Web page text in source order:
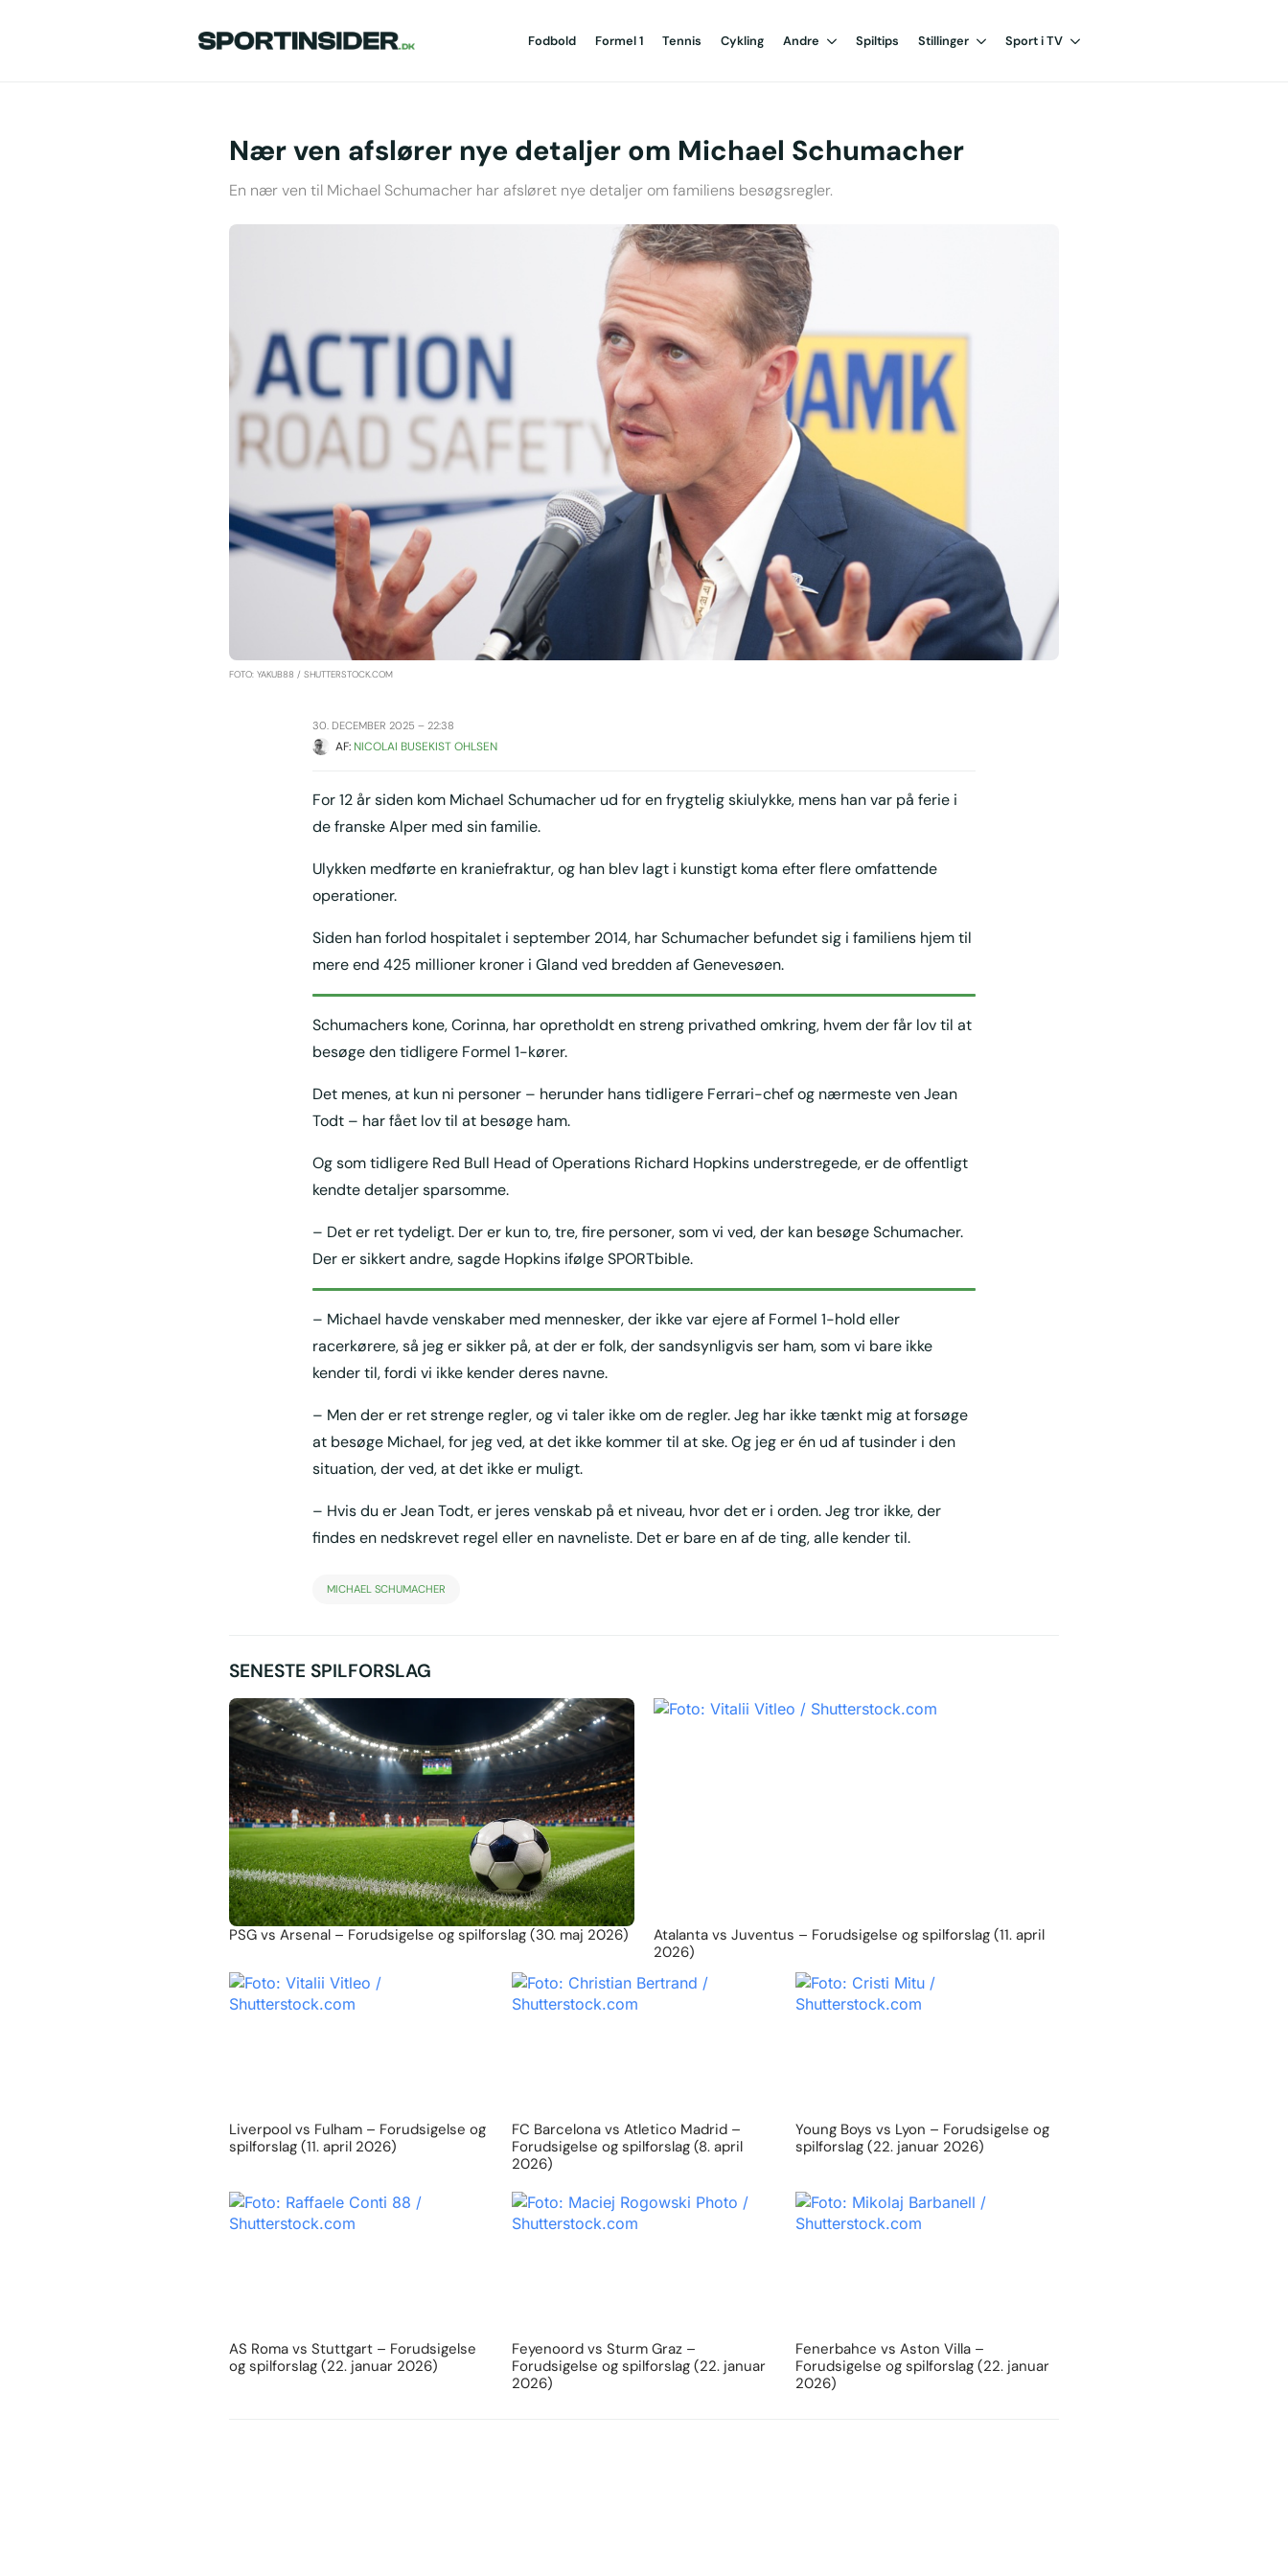
Fodbold Formel 1 Tennis Cykling Andre Spiltips Stillinger Sport i TV
Nær ven afslører nye detaljer om Michael Schumacher
En nær ven til Michael ​​Schumacher har afsløret nye detaljer om familiens besøgsregler.
FOTO: YAKUB88 / SHUTTERSTOCK.COM
30. DECEMBER 2025 – 22:38
AF: NICOLAI BUSEKIST OHLSEN
For 12 år siden kom Michael Schumacher ud for en frygtelig skiulykke, mens han var på ferie i
de franske Alper med sin familie.
Ulykken medførte en kraniefraktur, og han blev lagt i kunstigt koma efter flere omfattende
operationer.
Siden han forlod hospitalet i september 2014, har Schumacher befundet sig i familiens hjem til
mere end 425 millioner kroner i Gland ved bredden af Genevesøen.
Schumachers kone, Corinna, har opretholdt en streng privathed omkring, hvem der får lov til at
besøge den tidligere Formel 1-kører.
Det menes, at kun ni personer – herunder hans tidligere Ferrari-chef og nærmeste ven Jean
Todt – har fået lov til at besøge ham.
Og som tidligere Red Bull Head of Operations Richard Hopkins understregede, er de offentligt
kendte detaljer sparsomme.
– Det er ret tydeligt. Der er kun to, tre, fire personer, som vi ved, der kan besøge Schumacher.
Der er sikkert andre, sagde Hopkins ifølge SPORTbible.
– Michael havde venskaber med mennesker, der ikke var ejere af Formel 1-hold eller
racerkørere, så jeg er sikker på, at der er folk, der sandsynligvis ser ham, som vi bare ikke
kender til, fordi vi ikke kender deres navne.
– Men der er ret strenge regler, og vi taler ikke om de regler. Jeg har ikke tænkt mig at forsøge
at besøge Michael, for jeg ved, at det ikke kommer til at ske. Og jeg er én ud af tusinder i den
situation, der ved, at det ikke er muligt.
– Hvis du er Jean Todt, er jeres venskab på et niveau, hvor det er i orden. Jeg tror ikke, der
findes en nedskrevet regel eller en navneliste. Det er bare en af de ting, alle kender til.
MICHAEL SCHUMACHER
SENESTE SPILFORSLAG
PSG vs Arsenal – Forudsigelse og spilforslag (30. maj 2026)
Atalanta vs Juventus – Forudsigelse og spilforslag (11. april
2026)
Liverpool vs Fulham – Forudsigelse og
spilforslag (11. april 2026)
FC Barcelona vs Atletico Madrid –
Forudsigelse og spilforslag (8. april
2026)
Young Boys vs Lyon – Forudsigelse og
spilforslag (22. januar 2026)
AS Roma vs Stuttgart – Forudsigelse
og spilforslag (22. januar 2026)
Feyenoord vs Sturm Graz –
Forudsigelse og spilforslag (22. januar
2026)
Fenerbahce vs Aston Villa –
Forudsigelse og spilforslag (22. januar
2026)